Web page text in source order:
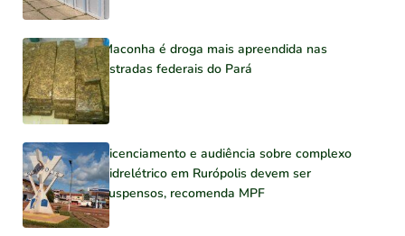
Maconha é droga mais apreendida nas
estradas federais do Pará
Licenciamento e audiência sobre complexo
hidrelétrico em Rurópolis devem ser
suspensos, recomenda MPF